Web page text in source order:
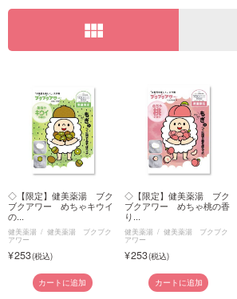
お問い合わせ
ログイン・新規会員登録
view_module
◇【限定】健美薬湯 ブク
ブクアワー めちゃキウイ
の...
健美薬湯 健美薬湯 ブクブク
アワー
253
カートに追加
◇【限定】健美薬湯 ブク
ブクアワー めちゃ桃の香
り...
健美薬湯 健美薬湯 ブクブク
アワー
253
カートに追加